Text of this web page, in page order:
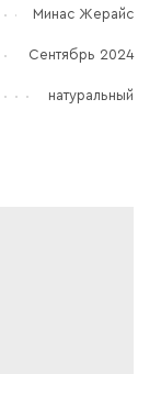
Минас Жерайс
Сентябрь 2024
натуральный